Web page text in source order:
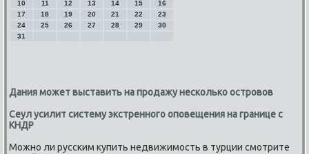
10
11 12 13 14 15
16
17
18 19 20 21 22
23
24
25 26 27 28 29
30
31
Дания может выставить на продажу несколько островов
Сеул усилит систему экстренного оповещения на границе с
КНДР
Можно ли русским купить недвижимость в турции смотрите